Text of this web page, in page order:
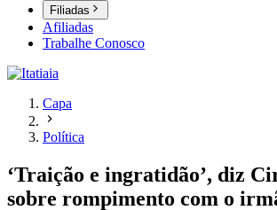
Filiadas
Afiliadas
Trabalhe Conosco
Capa
Política
‘Traição e ingratidão’, diz
sobre rompimento com o